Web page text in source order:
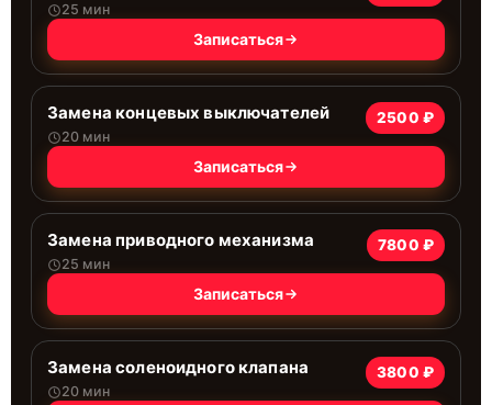
25 мин
Записаться
Замена концевых выключателей
20 мин
2500 ₽
Записаться
Замена приводного механизма
25 мин
7800 ₽
Записаться
Замена соленоидного клапана
20 мин
3800 ₽